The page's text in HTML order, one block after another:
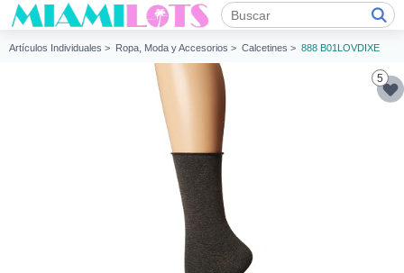
Artículos Individuales > Ropa, Moda y Accesorios > Calcetines > 888 B01LOVDIXE
5